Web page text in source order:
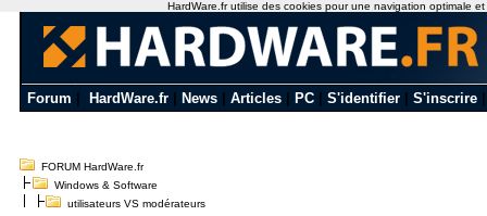
Forum HardWare.fr News Articles PC S'identifier S'inscrire
FORUM HardWare.fr
Windows & Software
utilisateurs VS modérateurs
HardWare.fr utilise des cookies pour une navigation optimale